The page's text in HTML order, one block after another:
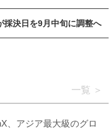
採決日を9月中旬に調整へ
一覧
、アジア最大級のグロ